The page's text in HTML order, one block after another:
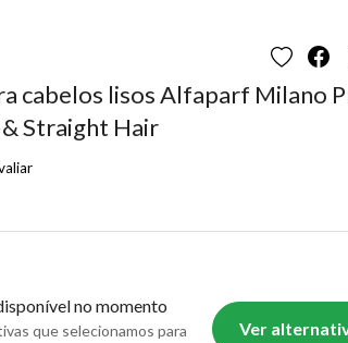
cabelos lisos Alfaparf Milano
Straight Hair
no momento
que selecionamos para
Ver